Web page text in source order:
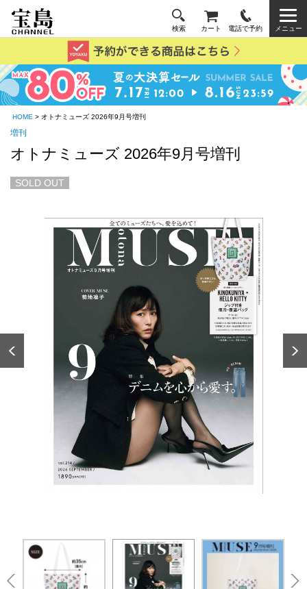
検索 カート 電話で予約 メニュー
HOME > オトナミューズ 2026年9月号増刊
増刊
オトナミューズ 2026年9月号増刊
SOLD OUT